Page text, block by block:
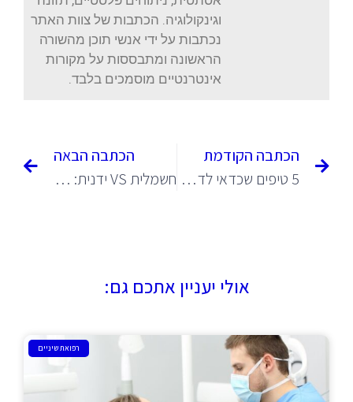
וגינקולוגיה. הכתבות של צוות האתר
נכתבות על ידי אנשי תוכן מהשורה
הראשונה ומתבססות על מקורות
אינטרנטיים מוסמכים בלבד.
הכתבה הקודמת
5 טיפים שכדאי לדעת על הלבנת שיניים
הכתבה הבאה
חשמלית VS ידנית: איזו מברשת שיניים עדיפה?
אולי יעניין אתכם גם:
רפואת שיניים